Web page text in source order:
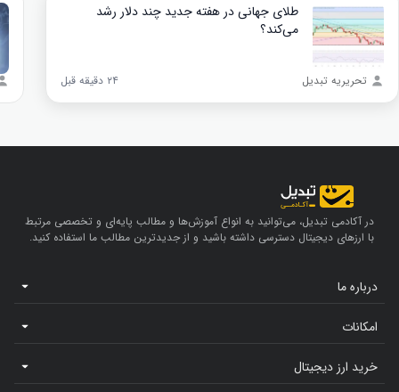
طلای جهانی در هفته جدید چند دلار رشد
می‌کند؟
تحریریه تبدیل ۲۴ دقیقه قبل
در آکادمی تبدیل، می‌توانید به انواع آموزش‌ها و مطالب پایه‌ای و تخصصی مرتبط
با ارزهای دیجیتال دسترسی داشته باشید و از جدیدترین مطالب ما استفاده کنید.
درباره ما
امکانات
خرید ارز دیجیتال